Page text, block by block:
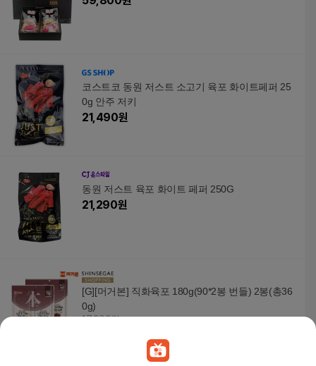
코스트코 동원 저스트 소고기 육포 화이트페퍼 25
0g 안주 저키
21,490원
동원 저스트 육포 화이트 페퍼 250G
21,290원
[G][머거본] 직화육포 180g(90*2봉 번들) 2봉(총36
0g)
17,900원